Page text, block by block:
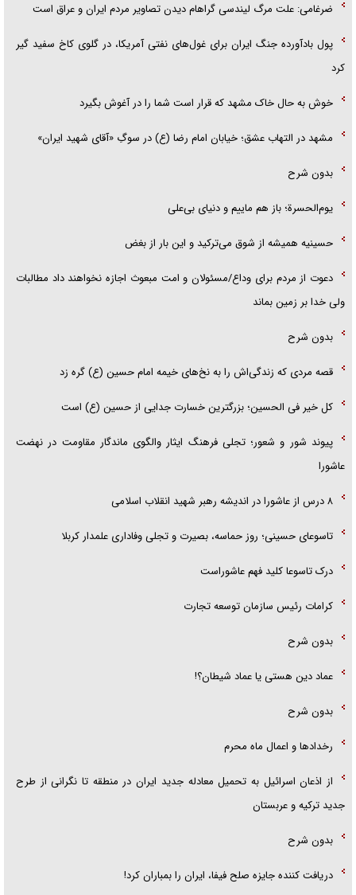
ضرغامی: علت مرگ لیندسی گراهام دیدن تصاویر مردم ایران و عراق است
پول بادآورده جنگ ایران برای غول‌های نفتی آمریکا، در گلوی کاخ سفید گیر
کرد
خوش به حال خاک مشهد که قرار است شما را در آغوش بگیرد
مشهد در التهاب عشق؛ خیابان امام رضا (ع) در سوگِ «آقای شهید ایران»
بدون شرح
یوم‌الحسرة؛ باز هم ماییم و دنیای بی‌علی
حسینیه همیشه از شوق می‌ترکید و این بار از بغض
دعوت از مردم برای وداع/مسئولان و امت مبعوث اجازه نخواهند داد مطالبات
ولی خدا بر زمین بماند
بدون شرح
قصه مردی که زندگی‌اش را به نخ‌های خیمه امام حسین (ع) گره زد
کل خیر فی الحسین؛ بزرگترین خسارت جدایی از حسین (ع) است
پیوند شور و شعور؛ تجلی فرهنگ ایثار والگوی ماندگار مقاومت در نهضت
عاشورا
۸ درس از عاشورا در اندیشه رهبر شهید انقلاب اسلامی
تاسوعای حسینی؛ روز حماسه، بصیرت و تجلی وفاداری علمدار کربلا
درک تاسوعا کلید فهم عاشوراست
کرامات رئیس سازمان توسعه تجارت
بدون شرح
عماد دین هستی یا عماد شیطان؟!
بدون شرح
رخداد‌ها و اعمال ماه محرم
از اذعان اسرائیل به تحمیل معادله جدید ایران در منطقه تا نگرانی از طرح
جدید ترکیه و عربستان
بدون شرح
دریافت کننده جایزه صلح فیفا، ایران را بمباران کرد!